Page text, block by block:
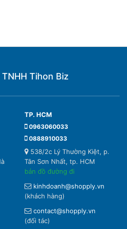
Tihon Biz
TP. HCM
0963060033
0888910033
538/2c Lý Thường Kiệt, p.
Tân Sơn Nhất, tp. HCM
bản đồ đường đi
kinhdoanh@shopply.vn
(khách hàng)
contact@shopply.vn
(đối tác)